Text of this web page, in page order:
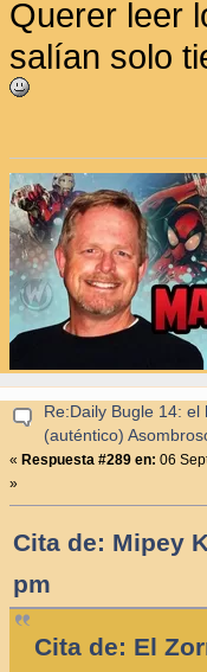
Querer leer
salían solo
Re:Daily Bugle 14:
(auténtico)
« Respuesta #289 en: 06
»
Cita de: Mipey
pm
Cita de: El